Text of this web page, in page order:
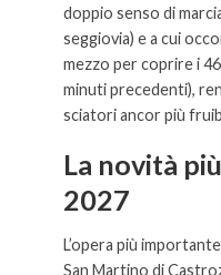
doppio senso di
seggiovia) e a cui
mezzo per coprire i
minuti precedenti),
sciatori ancor più
La novità
2027
L’opera più
San Martino di